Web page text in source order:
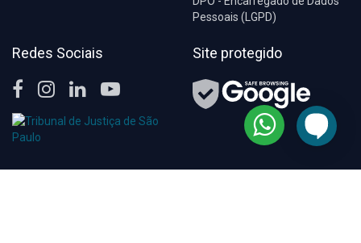
Pessoais (LGPD)
Redes Sociais Site protegido